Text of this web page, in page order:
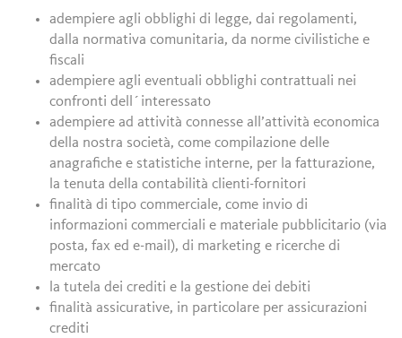
adempiere agli obblighi di legge, dai regolamenti,
dalla normativa comunitaria, da norme civilistiche e
fiscali
adempiere agli eventuali obblighi contrattuali nei
confronti dell´interessato
adempiere ad attività connesse all’attività economica
della nostra società, come compilazione delle
anagrafiche e statistiche interne, per la fatturazione,
la tenuta della contabilità clienti-fornitori
finalità di tipo commerciale, come invio di
informazioni commerciali e materiale pubblicitario (via
posta, fax ed e-mail), di marketing e ricerche di
mercato
la tutela dei crediti e la gestione dei debiti
finalità assicurative, in particolare per assicurazioni
crediti